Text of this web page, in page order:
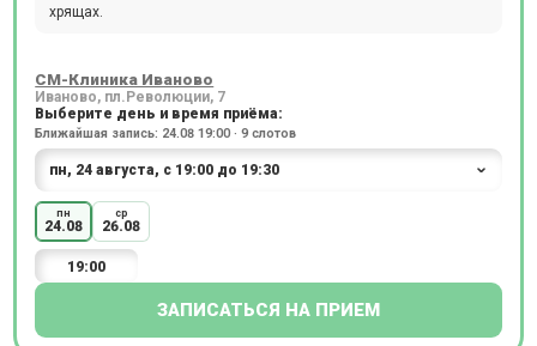
хрящах.
СМ-Клиника Иваново
Иваново, пл.Революции, 7
Выберите день и время приёма:
Ближайшая запись: 24.08 19:00 · 9 слотов
пн
24.08
ср
26.08
19:00
ЗАПИСАТЬСЯ НА ПРИЕМ